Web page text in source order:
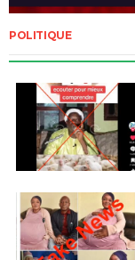
POLITIQUE